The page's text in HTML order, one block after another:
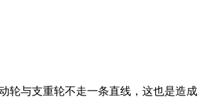
与支重轮不走一条直线，这也是造成